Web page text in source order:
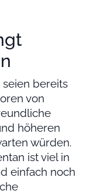
bereits
von
höheren
würden.
ist viel in
einfach noch